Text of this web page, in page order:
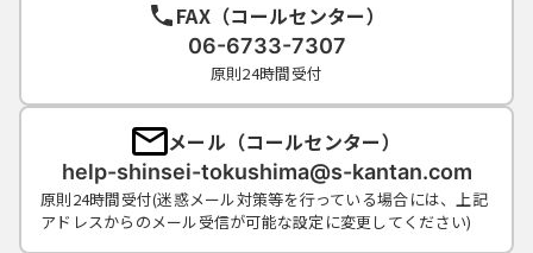
FAX（コールセンター）
06-6733-7307
原則24時間受付
メール（コールセンター）
help-shinsei-tokushima@s-kantan.com
原則24時間受付(迷惑メール対策等を行っている場合には、上記
アドレスからのメール受信が可能な設定に変更してください)